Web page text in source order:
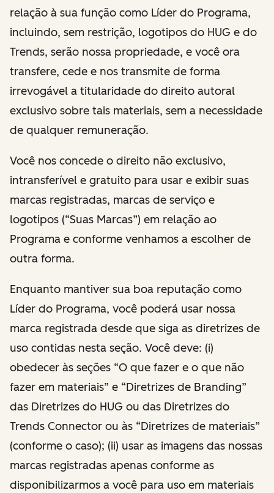
relação à sua função como Líder do Programa,
incluindo, sem restrição, logotipos do HUG e do
Trends, serão nossa propriedade, e você ora
transfere, cede e nos transmite de forma
irrevogável a titularidade do direito autoral
exclusivo sobre tais materiais, sem a necessidade
de qualquer remuneração.
Você nos concede o direito não exclusivo,
intransferível e gratuito para usar e exibir suas
marcas registradas, marcas de serviço e
logotipos (“Suas Marcas”) em relação ao
Programa e conforme venhamos a escolher de
outra forma.
Enquanto mantiver sua boa reputação como
Líder do Programa, você poderá usar nossa
marca registrada desde que siga as diretrizes de
uso contidas nesta seção. Você deve: (i)
obedecer às seções “O que fazer e o que não
fazer em materiais” e “Diretrizes de Branding”
das Diretrizes do HUG ou das Diretrizes do
Trends Connector ou às “Diretrizes de materiais”
(conforme o caso); (ii) usar as imagens das nossas
marcas registradas apenas conforme as
disponibilizarmos a você para uso em materiais